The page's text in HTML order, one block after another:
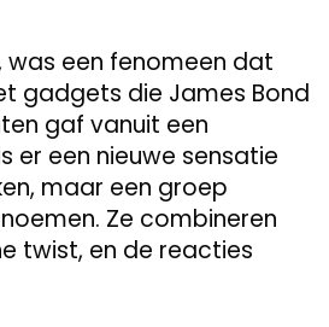
was een fenomeen dat
gadgets die James Bond
gaf vanuit een
er een nieuwe sensatie
maar een groep
Ze combineren
twist, en de reacties